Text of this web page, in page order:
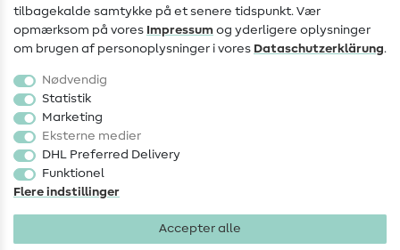
Populært
Sytilbehør
Udsalg
tilbagekalde samtykke på et senere tidspunkt. Vær
opmærksom på vores Impressum og yderligere oplysninger
om brugen af personoplysninger i vores Data­schutz­erklärung.
Nødvendig
Statistik
Marketing
Eksterne medier
DHL Preferred Delivery
Funktionel
Flere indstillinger
Accepter alle
Impressum
Databeskyttelse AGB